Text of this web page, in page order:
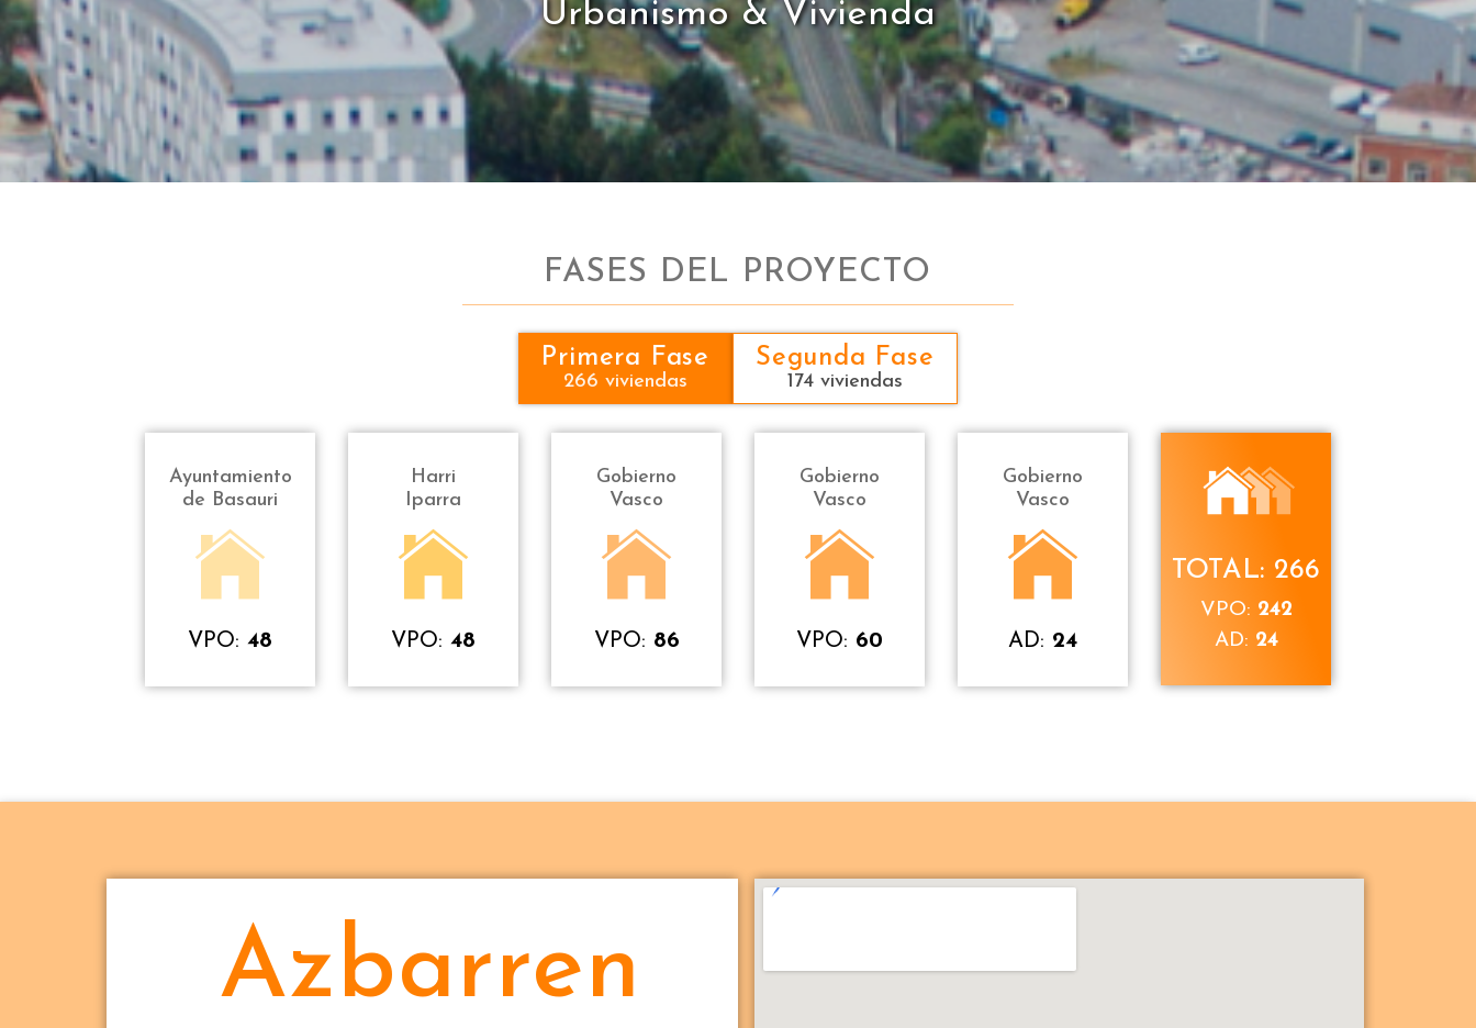
Urbanismo & Vivienda
FASES DEL PROYECTO
Primera Fase
266 viviendas
Segunda Fase
174 viviendas
Ayuntamiento
de Basauri
VPO: 48
Harri
Iparra
VPO: 48
Gobierno
Vasco
VPO: 86
Gobierno
Vasco
VPO: 60
Gobierno
Vasco
AD: 24
TOTAL: 266
VPO: 242
AD: 24
Azbarren